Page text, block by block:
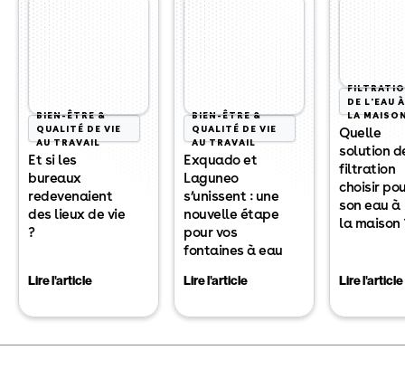
BIEN-ÊTRE &
QUALITÉ DE VIE
AU TRAVAIL
Et si les
bureaux
redevenaient
des lieux de vie
?
Lire l'article
BIEN-ÊTRE &
QUALITÉ DE VIE
AU TRAVAIL
Exquado et
Laguneo
s’unissent : une
nouvelle étape
pour vos
fontaines à eau
Lire l'article
DE L'EAU À
LA
Quelle
solution
filtration
choisir
son eau à
la maison
Lire l'article